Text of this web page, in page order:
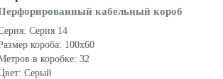
кабельный короб
Серия 14
короба: 100x60
в коробке: 32
Серый